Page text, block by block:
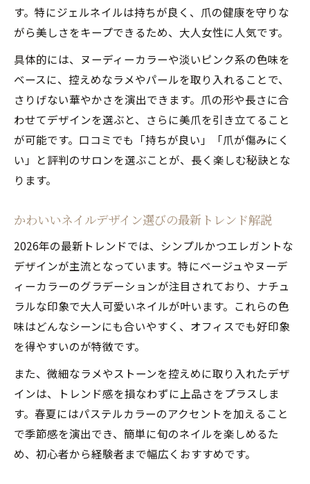
仕事でも浮かない大人可愛いネイルの選び方
人気ネイルで上品に仕上げる職場ネイル術
大人可愛いネイルが仕事で好印象な理由
ネイルNG業界でも人気ネイルを楽しむ工夫
春の大人可愛いネイルデザインの取り入れ
方
ジェルネイルで叶える大人可愛い人気ネイ
ル
注目のトレンドネイルで手元に華やかさを
人気ネイルで取り入れる2026年トレンド要
かわいいネイルデザインで春夏の華やかさ
を
大人可愛い韓国風人気ネイルの特徴と魅力
上品なジェルネイルでトレンド感を楽しむ
方法
人気ネイルデザインが引き立つカラー選び
ジェルネイル休止期間と自爪ケアのポイント
人気ネイルを楽しむための自爪ケア基本
ジェルネイルを2ヶ月休む時の変化と対策
自爪の健康を守る大人可愛いネイル習慣
す。特にジェルネイルは持ちが良く、爪の健康を守りな
がら美しさをキープできるため、大人女性に人気です。
具体的には、ヌーディーカラーや淡いピンク系の色味を
ベースに、控えめなラメやパールを取り入れることで、
さりげない華やかさを演出できます。爪の形や長さに合
わせてデザインを選ぶと、さらに美爪を引き立てること
が可能です。口コミでも「持ちが良い」「爪が傷みにく
い」と評判のサロンを選ぶことが、長く楽しむ秘訣とな
ります。
かわいいネイルデザイン選びの最新トレンド解説
2026年の最新トレンドでは、シンプルかつエレガントな
デザインが主流となっています。特にベージュやヌーデ
ィーカラーのグラデーションが注目されており、ナチュ
ラルな印象で大人可愛いネイルが叶います。これらの色
味はどんなシーンにも合いやすく、オフィスでも好印象
を得やすいのが特徴です。
また、微細なラメやストーンを控えめに取り入れたデザ
インは、トレンド感を損なわずに上品さをプラスしま
す。春夏にはパステルカラーのアクセントを加えること
で季節感を演出でき、簡単に旬のネイルを楽しめるた
め、初心者から経験者まで幅広くおすすめです。